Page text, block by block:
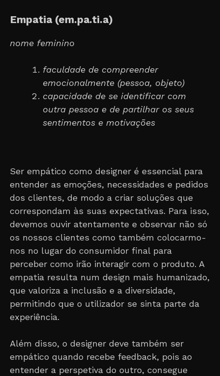
Empatia (em.pa.ti.a)
nome feminino
faculdade de compreender
emocionalmente (pessoa, objeto)
capacidade de se identificar com
outra pessoa e de partilhar os seus
sentimentos e motivações
Ser empático como designer é essencial para
entender as emoções, necessidades e pedidos
dos clientes, de modo a criar soluções que
correspondam às suas expectativas. Para isso,
devemos ouvir atentamente e observar não só
os nossos clientes como também colocarmo-
nos no lugar do consumidor final para
perceber como irão interagir com o produto. A
empatia resulta num design mais humanizado,
que valoriza a inclusão e a diversidade,
permitindo que o utilizador se sinta parte da
experiência.
Além disso, o designer deve também ser
empático quando recebe feedback, pois ao
entender a perspetiva do outro, consegue